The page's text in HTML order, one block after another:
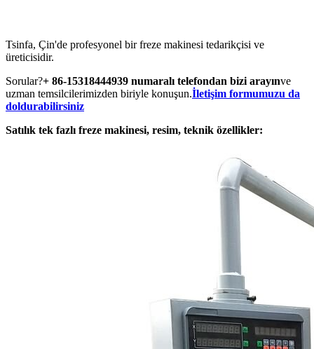
Tsinfa, Çin'de profesyonel bir freze makinesi tedarikçisi ve
üreticisidir.
Sorular?+ 86-15318444939 numaralı telefondan bizi arayınve
uzman temsilcilerimizden biriyle konuşun.İletişim formumuzu da
doldurabilirsiniz
Satılık tek fazlı freze makinesi, resim, teknik özellikler: